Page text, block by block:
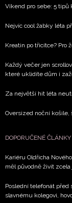
Přihlášením k
podmínkami
ochrany
Vašimi údaji
vyhodnocení
Chcete navíc
zpracováním
Víkend pro sebe: 5 tipů
Nejvíc cool žabky léta
Kreatin po třicítce? Pro
Každý večer jen
které uklidíte dům i
Za největší hit léta
Oversized noční košile,
DOPORUČENÉ ČLÁNKY
Kariéru Oldřicha
měl původně živit zcela
Poslední telefonát před
slavnému kolegovi,